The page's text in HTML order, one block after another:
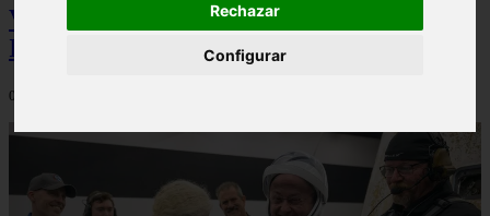
Rechazar
Configurar
Video Advertencias desde la cúspide de la
IA: Hinton y el posible colapso social
06/03/2026